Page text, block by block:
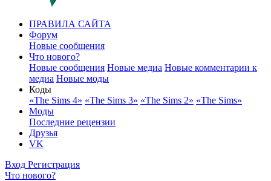
ПРАВИЛА САЙТА
Форум
Новые сообщения
Что нового?
Новые сообщения Новые медиа Новые комментарии к
медиа Новые моды
Коды
«The Sims 4» «The Sims 3» «The Sims 2» «The Sims»
Моды
Последние рецензии
Друзья
VK
Вход Регистрация
Что нового?